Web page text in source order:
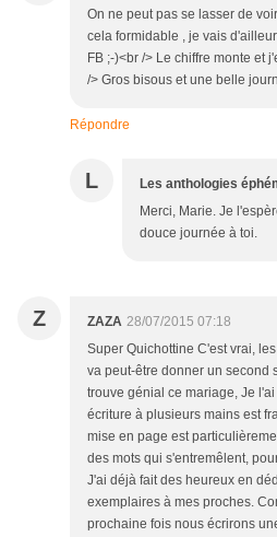
On ne peut pas se lasser de
cela formidable , je vais
FB ;-)<br /> Le chiffre monte et
/> Gros bisous et une belle
Répondre
L Les anthologies
Merci, Marie. Je
douce journée à toi.
Z ZAZA 28/07/2015 07:18
Super Quichottine C'est vrai,
va peut-être donner un second
trouve génial ce mariage, Je
écriture à plusieurs mains est
mise en page est
des mots qui s'entremêlent,
J'ai déjà fait des heureux en
exemplaires à mes proches.
prochaine fois nous écrirons